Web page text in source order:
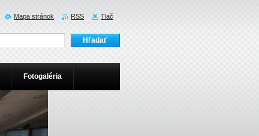
Fotogaléria
Mapa stránok RSS Tlač